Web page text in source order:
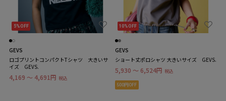
5%OFF
GEVS
ロゴプリントコンパクトTシャツ 大きいサ
イズ GEVS.
4,169 ～ 4,691円 税込
10%OFF
GEVS
ショート丈ポロシャツ 大きいサイズ GEVS.
5,930 ～ 6,524円 税込
500円OFF